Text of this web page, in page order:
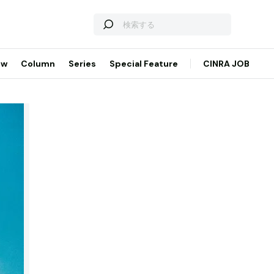
Column Series Special Feature CINRA JOB